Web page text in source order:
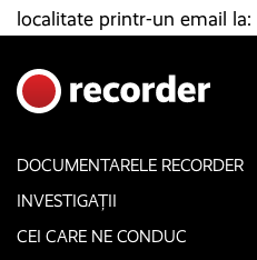
localitate printr-un email la:
DOCUMENTARELE RECORDER
INVESTIGAȚII
CEI CARE NE CONDUC